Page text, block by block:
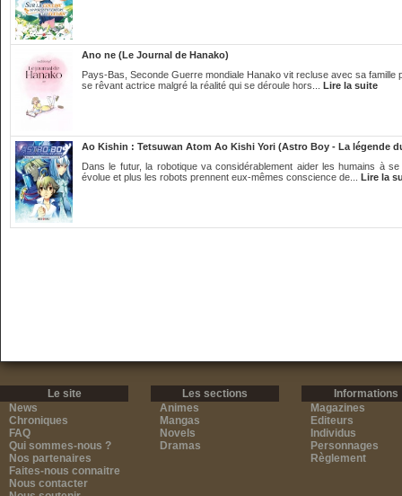
Ano ne (Le Journal de Hanako)
Pays-Bas, Seconde Guerre mondiale Hanako vit recluse avec sa
se rêvant actrice malgré la réalité qui se déroule hors... Lire la suite
Ao Kishin : Tetsuwan Atom Ao Kishi Yori (Astro Boy - La légende
Dans le futur, la robotique va considérablement aider les humains à
évolue et plus les robots prennent eux-mêmes conscience de... Lire la
Le site
News
Chroniques
FAQ
Qui sommes-nous ?
Nos partenaires
Faites-nous connaitre
Nous contacter
Les sections
Animes
Mangas
Novels
Dramas
Informations
Magazines
Editeurs
Individus
Personnages
Règlement